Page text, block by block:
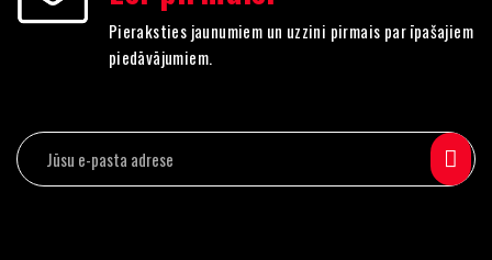
Pieraksties jaunumiem un uzzini pirmais par īpašajiem
piedāvājumiem.